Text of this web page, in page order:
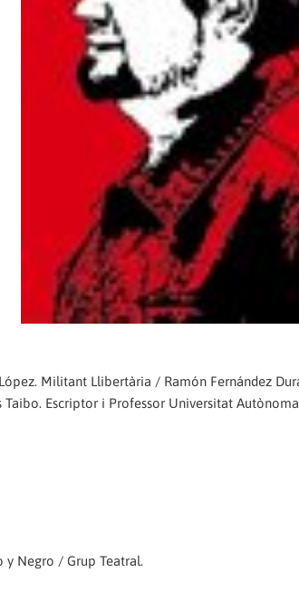
Militant Llibertària / Ramón Fernández
Escriptor i Professor Universitat
y Negro / Grup Teatral.